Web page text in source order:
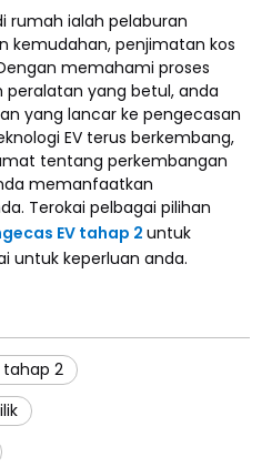
rumah ialah pelaburan
kemudahan, penjimatan kos
memahami proses
yang betul, anda
yang lancar ke pengecasan
EV terus berkembang,
tentang perkembangan
memanfaatkan
Terokai pelbagai pilihan
EV tahap 2 untuk
untuk keperluan anda.
2